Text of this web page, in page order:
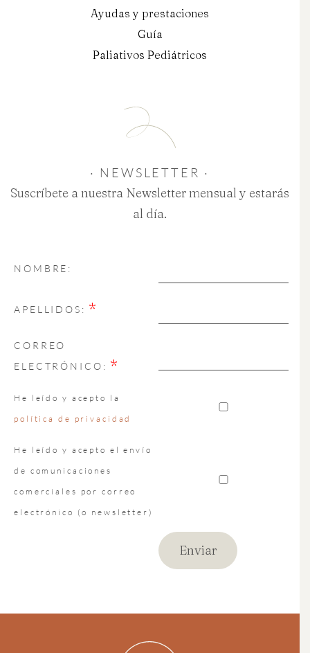
Ayudas y prestaciones
Guía
Paliativos Pediátricos
· NEWSLETTER ·
Suscríbete a nuestra Newsletter mensual y estarás
al día.
NOMBRE:
APELLIDOS: *
CORREO
ELECTRÓNICO: *
He leído y acepto la
política de privacidad
He leído y acepto el envío
de comunicaciones
comerciales por correo
electrónico (o newsletter)